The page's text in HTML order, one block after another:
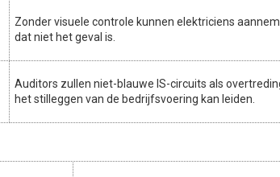
Zonder visuele controle kunnen elektriciens
dat niet het geval is.
Auditors zullen niet-blauwe IS-circuits als
het stilleggen van de bedrijfsvoering kan leiden.